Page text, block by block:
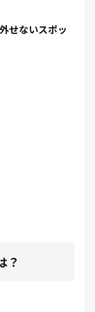
せないスポッ
？